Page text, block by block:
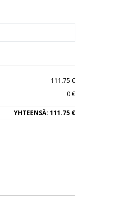
111.75 €
0 €
YHTEENSÄ: 111.75 €